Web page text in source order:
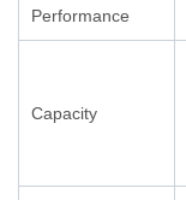
Performance
Capacity